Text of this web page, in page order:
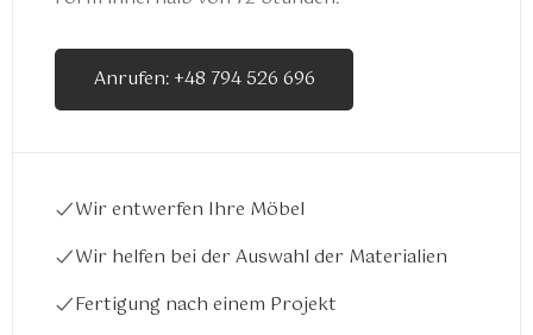
Anrufen: +48 794 526 696
Wir entwerfen Ihre Möbel
Wir helfen bei der Auswahl der Materialien
Fertigung nach einem Projekt